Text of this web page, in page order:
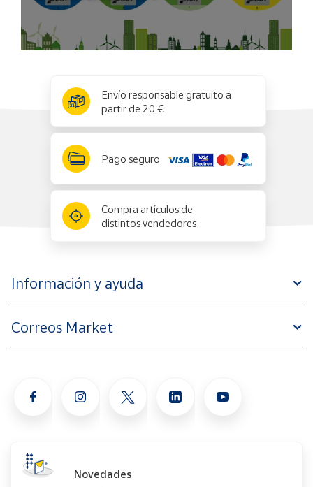
Envío responsable gratuito a
partir de 20 €
Pago seguro
Compra artículos de
distintos vendedores
Información y ayuda
Correos Market
Novedades